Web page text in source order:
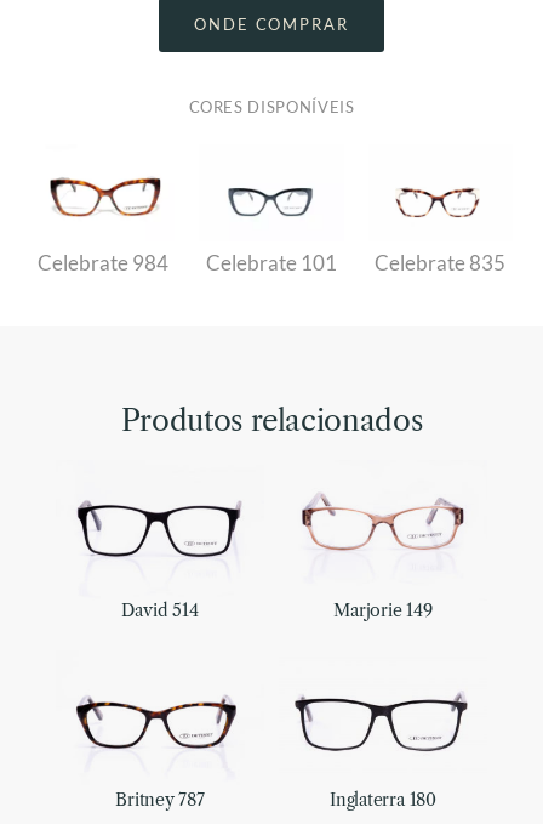
ONDE COMPRAR
CORES DISPONÍVEIS
Celebrate 984 Celebrate 101 Celebrate 835
Produtos relacionados
David 514 Marjorie 149
Britney 787 Inglaterra 180